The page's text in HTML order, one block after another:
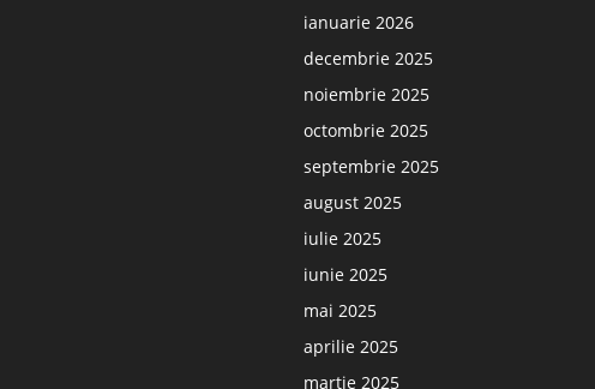
ianuarie 2026
decembrie 2025
noiembrie 2025
octombrie 2025
septembrie 2025
august 2025
iulie 2025
iunie 2025
mai 2025
aprilie 2025
martie 2025